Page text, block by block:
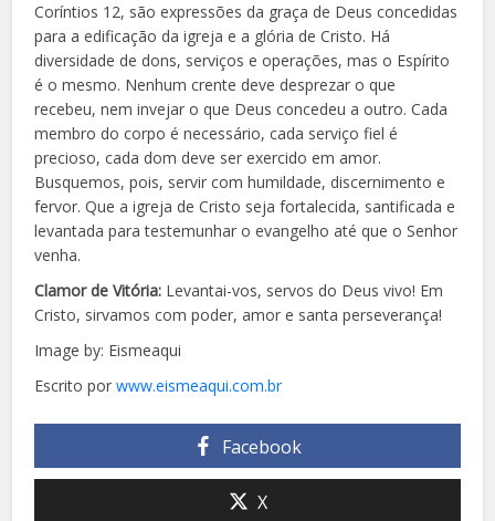
Coríntios 12, são expressões da graça de Deus concedidas
para a edificação da igreja e a glória de Cristo. Há
diversidade de dons, serviços e operações, mas o Espírito
é o mesmo. Nenhum crente deve desprezar o que
recebeu, nem invejar o que Deus concedeu a outro. Cada
membro do corpo é necessário, cada serviço fiel é
precioso, cada dom deve ser exercido em amor.
Busquemos, pois, servir com humildade, discernimento e
fervor. Que a igreja de Cristo seja fortalecida, santificada e
levantada para testemunhar o evangelho até que o Senhor
venha.
Clamor de Vitória: Levantai-vos, servos do Deus vivo! Em
Cristo, sirvamos com poder, amor e santa perseverança!
Image by: Eismeaqui
Escrito porwww.eismeaqui.com.br
Facebook
X